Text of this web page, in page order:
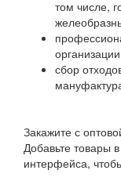
том числе,
сбор
Закажите с
Добавьте товары
интерфейса,